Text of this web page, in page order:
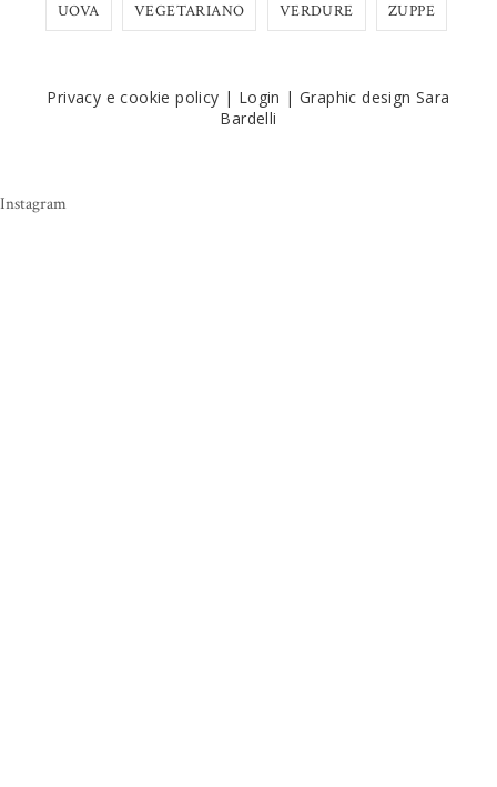
UOVA VEGETARIANO VERDURE ZUPPE
Privacy e cookie policy | Login | Graphic design Sara
Bardelli
Instagram